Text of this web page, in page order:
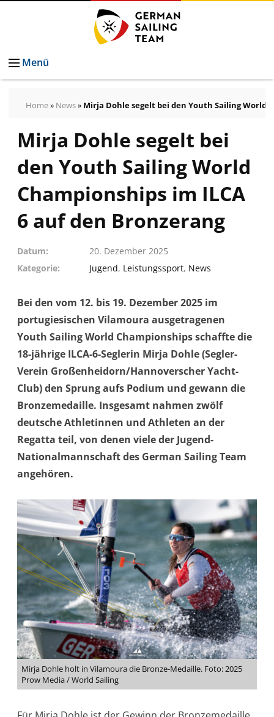
Menü
Home» News» Mirja Dohle segelt bei den Youth Sailing World
Mirja Dohle segelt bei
den Youth Sailing World
Championships im ILCA
6 auf den Bronzerang
Datum
20. Dezember 2025
Kategorie
Jugend, Leistungssport, News
Bei den vom 12. bis 19. Dezember 2025 im
portugiesischen Vilamoura ausgetragenen
Youth Sailing World Championships schaffte die
18-jährige ILCA-6-Seglerin Mirja Dohle (Segler-
Verein Großenheidorn/Hannoverscher Yacht-
Club) den Sprung aufs Podium und gewann die
Bronzemedaille. Insgesamt nahmen zwölf
deutsche Athletinnen und Athleten an der
Regatta teil, von denen viele der Jugend-
Nationalmannschaft des German Sailing Team
angehören.
Mirja Dohle holt in Vilamoura die Bronze-Medaille. Foto: 2025
Prow Media / World Sailing